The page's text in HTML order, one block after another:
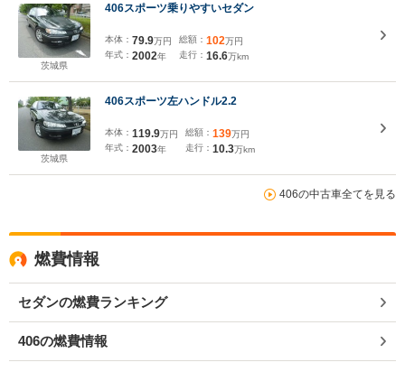
茨城県
406スポーツ乗りやすいセダン
本体： 79.9万円
年式： 2002年
総額： 102万円
走行： 16.6万km
茨城県
406スポーツ左ハンドル2.2
本体： 119.9万円
年式： 2003年
総額： 139万円
走行： 10.3万km
406の中古車全てを見る
燃費情報
セダンの燃費ランキング
406の燃費情報